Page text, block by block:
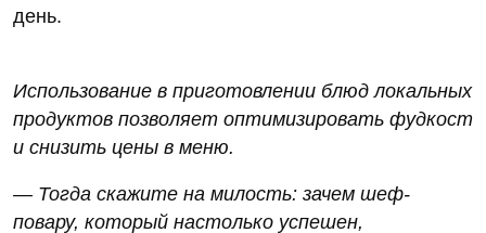
день.
Использование в приготовлении блюд локальных
продуктов позволяет оптимизировать фудкост
и снизить цены в меню.
— Тогда скажите на милость: зачем шеф-
повару, который настолько успешен,